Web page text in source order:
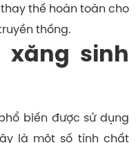
thế hoàn toàn cho
thống.
xăng sinh
biến được sử dụng
là một số tính chất